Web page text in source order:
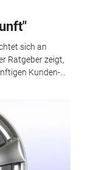
sich an
Ratgeber zeigt,
Kunden-...